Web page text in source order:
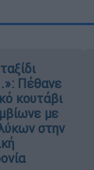
Πέθανε
κουτάβι
με
στην